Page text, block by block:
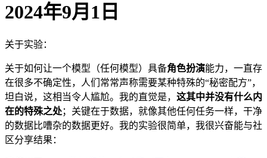
2024年9月1日
关于实验：
关于如何让一个模型（任何模型）具备角色扮演能力，一直存
在很多不确定性，人们常常声称需要某种特殊的“秘密配方”，
坦白说，这相当令人尴尬。我的直觉是， 这其中并没有什么内
在的特殊之处；关键在于数据，就像其他任何任务一样，干净
的数据比嘈杂的数据更好。我的实验很简单，我很兴奋能与社
区分享结果：